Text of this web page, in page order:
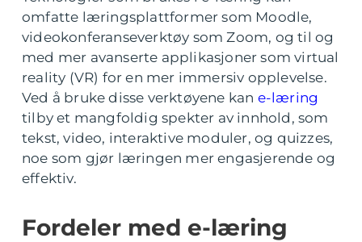
omfatte læringsplattformer som Moodle,
videokonferanseverktøy som Zoom, og til og
med mer avanserte applikasjoner som virtual
reality (VR) for en mer immersiv opplevelse.
Ved å bruke disse verktøyene kan e-læring
tilby et mangfoldig spekter av innhold, som
tekst, video, interaktive moduler, og quizzes,
noe som gjør læringen mer engasjerende og
effektiv.
Fordeler med e-læring